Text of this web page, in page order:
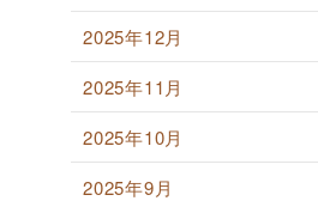
2025年12月
2025年11月
2025年10月
2025年9月